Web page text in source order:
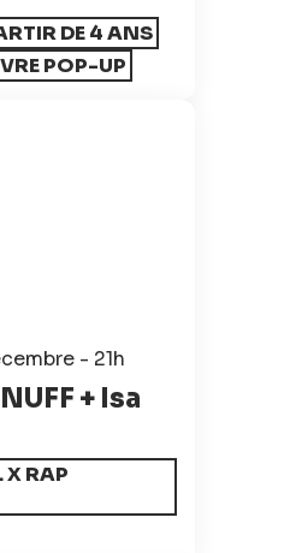
DE 4 ANS
POP-UP
- 21h
+ Isa
X RAP